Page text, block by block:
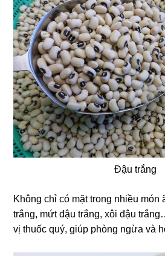
Đậu trắng
Không chỉ có mặt trong nhiều món
trắng, mứt đậu trắng, xôi đậu
vị thuốc quý, giúp phòng ngừa và